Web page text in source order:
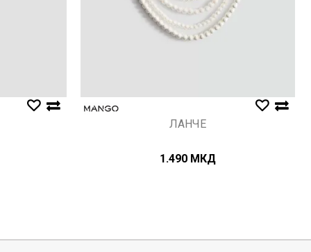
ЛАНЧЕ
1.490 МКД